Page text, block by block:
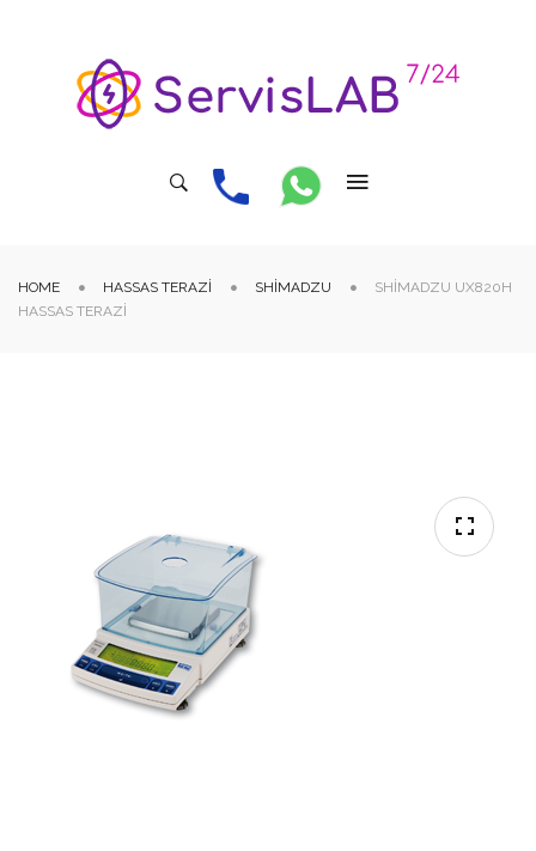
HOME HASSAS TERAZI SHIMADZU
SHIMADZU UX820H
HASSAS TERAZI